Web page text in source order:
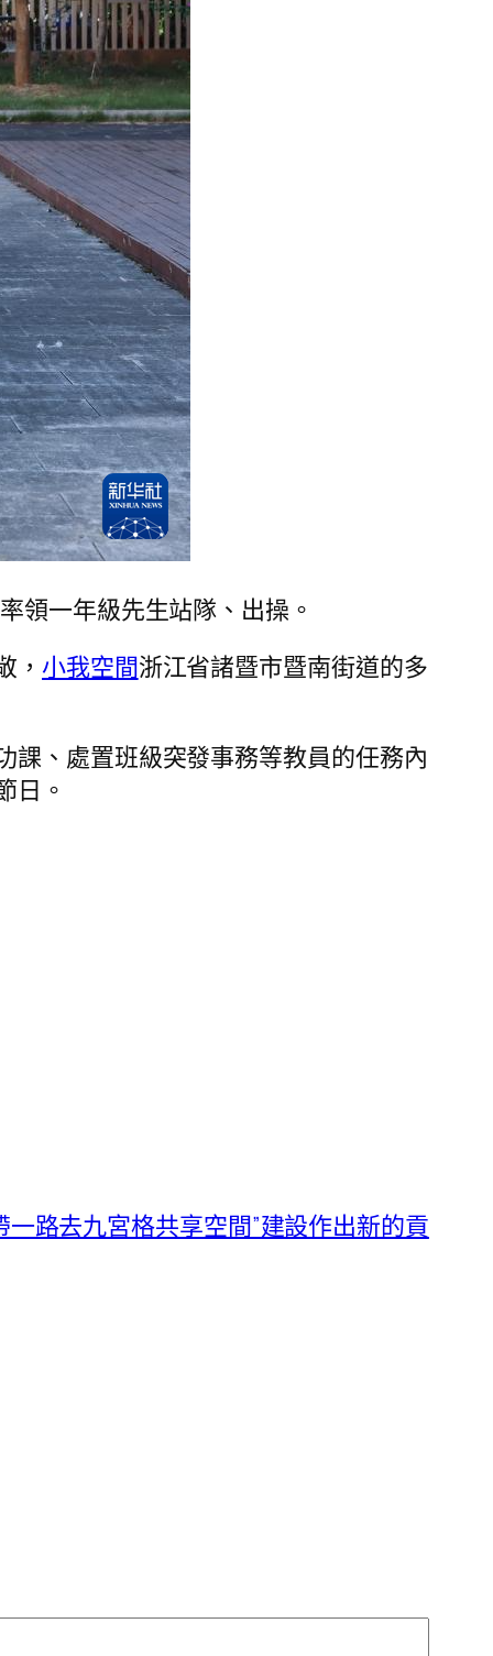
領一年級先生站隊、出操。
，小我空間浙江省諸暨市暨南街道的多
課、處置班級突發事務等教員的任務內
日。
路去九宮格共享空間”建設作出新的貢